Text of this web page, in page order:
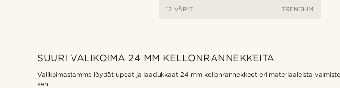
12 VÄRIT
TRENDHIM
SUURI VALIKOIMA 24 MM KELLONRANNEKKEITA
Valikoimastamme löydät upeat ja laadukkaat 24 mm kellonrannekkeet eri materiaaleista
sen.